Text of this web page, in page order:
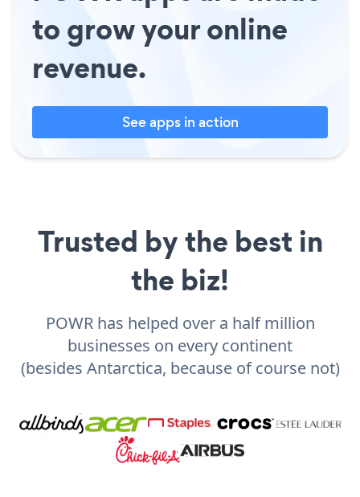
to grow your online
revenue.
See apps in action
Trusted by the best in
the biz!
POWR has helped over a half million
businesses on every continent
(besides Antarctica, because of course not)